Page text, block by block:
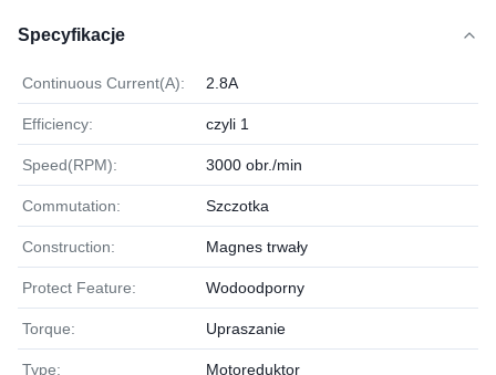
Specyfikacje
Continuous Current(A): 2.8A
Efficiency: czyli 1
Speed(RPM): 3000 obr./min
Commutation: Szczotka
Construction: Magnes trwały
Protect Feature: Wodoodporny
Torque: Upraszanie
Type: Motoreduktor